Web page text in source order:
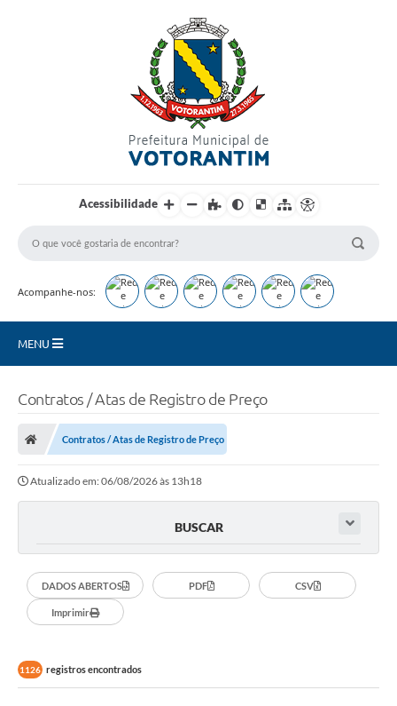
Acessibilidade
Acompanhe-nos:
MENU
Carta de Serviços
Vagas PAT
Perguntas e Respostas Frequentes
Selo Verde
Compra Direta
Empreendedor
Contratos / Atas de Registro de Preço
Contratos / Atas de Registro de Preço
Atualizado em: 06/08/2026 às 13h18
BUSCAR
DADOS ABERTOS PDF CSV
Imprimir
1126 registros encontrados